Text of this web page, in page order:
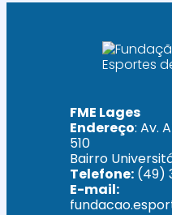
FME Lages
Endereço: Av.
510
Bairro
Telefone: (49)
E-mail: